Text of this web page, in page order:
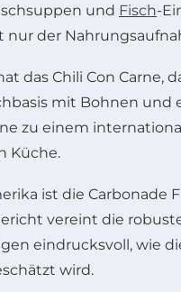
und Fisch-
der
das Chili Con
mit Bohnen und
zu einem
Küche.
ist die Carbonade
vereint die
eindrucksvoll, wie
wird.